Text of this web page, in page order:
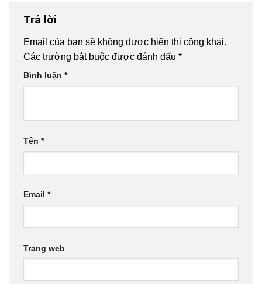
Trả lời
Email của bạn sẽ không được hiển thị công khai.
Các trường bắt buộc được đánh dấu *
Bình luận *
Tên *
Email *
Trang web